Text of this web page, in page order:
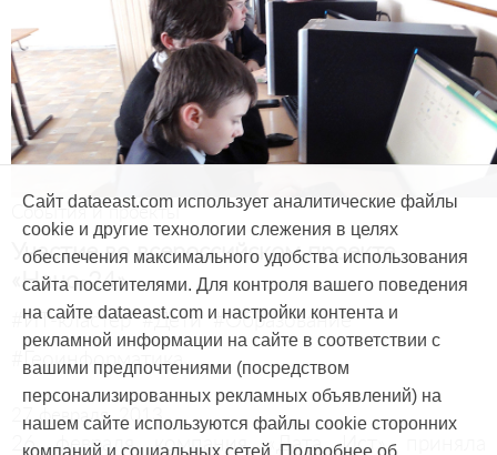
События и проекты
Участие во всероссийском проекте
«Нано-24»
#ИТ-кластер #Дети #Образование
#Геоинформатика
27 февраля, 2013
26 февраля компания «Дата Ист» приняла
Сайт dataeast.com использует аналитические файлы
cookie и другие технологии слежения в целях
обеспечения максимального удобства использования
сайта посетителями. Для контроля вашего поведения
на сайте dataeast.com и настройки контента и
рекламной информации на сайте в соответствии с
вашими предпочтениями (посредством
персонализированных рекламных объявлений) на
нашем сайте используются файлы cookie сторонних
компаний и социальных сетей. Подробнее об